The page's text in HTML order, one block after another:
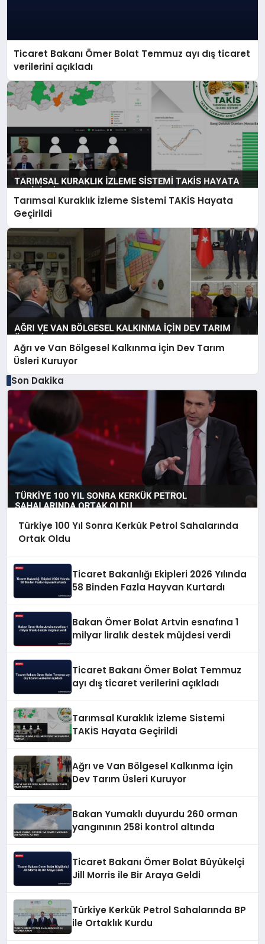
Ticaret Bakanı Ömer Bolat Temmuz ayı dış ticaret
verilerini açıkladı
Tarımsal Kuraklık İzleme Sistemi TAKİS Hayata
Geçirildi
Ağrı ve Van Bölgesel Kalkınma İçin Dev Tarım
Üsleri Kuruyor
Son Dakika
Türkiye 100 Yıl Sonra Kerkük Petrol Sahalarında
Ortak Oldu
Ticaret Bakanlığı Ekipleri 2026 Yılında
58 Binden Fazla Hayvan Kurtardı
Bakan Ömer Bolat Artvin esnafına 1
milyar liralık destek müjdesi verdi
Ticaret Bakanı Ömer Bolat Temmuz
ayı dış ticaret verilerini açıkladı
Tarımsal Kuraklık İzleme Sistemi
TAKİS Hayata Geçirildi
Ağrı ve Van Bölgesel Kalkınma İçin
Dev Tarım Üsleri Kuruyor
Bakan Yumaklı duyurdu 260 orman
yangınının 258i kontrol altında
Ticaret Bakanı Ömer Bolat Büyükelçi
Jill Morris ile Bir Araya Geldi
Türkiye Kerkük Petrol Sahalarında BP
ile Ortaklık Kurdu